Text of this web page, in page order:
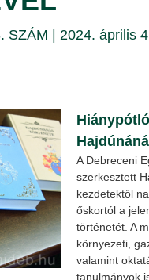
SZÁM | 2024. április
A Debreceni
szerkesztett
kezdetektől
őskortól a
történetét. A
környezeti,
valamint
tanulmányok